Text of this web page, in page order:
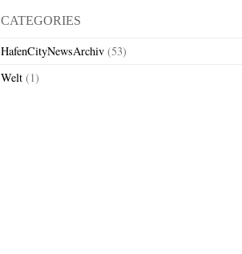
CATEGORIES
HafenCityNewsArchiv (53)
Welt (1)